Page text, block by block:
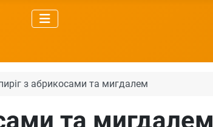
з абрикосами та мигдалем
та мигдалем